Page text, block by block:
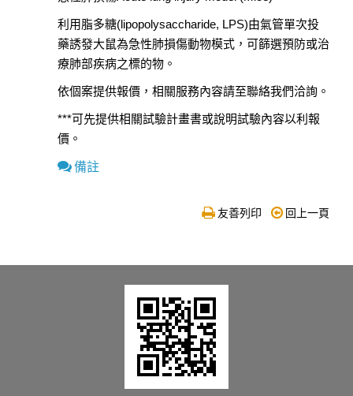
利用脂多糖(lipopolysaccharide, LPS)由氣管單次投
藥誘發大鼠為急性肺損傷動物模式，可篩選預防或治
療肺部疾病之標的物。
依個案提供報價，相關服務內容請至聯絡我們洽詢。
***可先提供相關試驗計畫書或說明試驗內容以利報
價。
備註
友善列印 回上一頁